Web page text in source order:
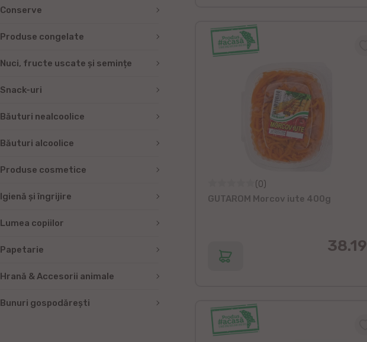
Conserve
Produse congelate
Nuci, fructe uscate și semințe
Snack-uri
Băuturi nealcoolice
Băuturi alcoolice
Produse cosmetice
Igienă și îngrijire
Lumea copiilor
Papetarie
Hrană & Accesorii animale
Bunuri gospodărești
(0)
GUTAROM Morcov iute 400g
38.19